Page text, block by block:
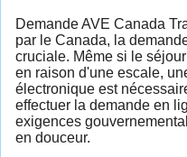
Demande AVE Canada
par le Canada, la
cruciale. Même si le
en raison d'une escale,
électronique est
effectuer la demande en
exigences
en douceur.